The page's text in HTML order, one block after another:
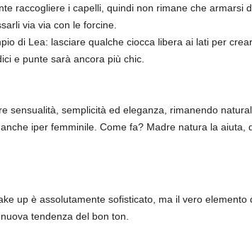
raccogliere i capelli, quindi non rimane che armarsi
via via con le forcine.
di Lea: lasciare qualche ciocca libera ai lati per
e punte sarà ancora più chic.
sensualità, semplicità ed eleganza, rimanendo
iper femminile. Come fa? Madre natura la
up è assolutamente sofisticato, ma il vero elemento
tendenza del bon ton.